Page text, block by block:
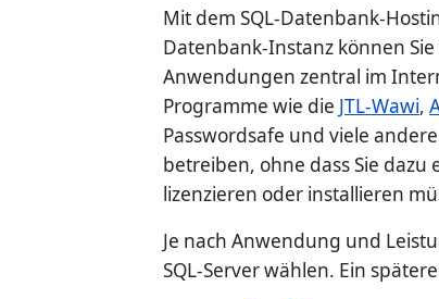
Mit dem SQL-Datenbank-
Datenbank-Instanz können
Anwendungen zentral im
Programme wie die JTL-Wawi,
Passwordsafe und viele
betreiben, ohne dass Sie dazu
lizenzieren oder installieren
Je nach Anwendung und
SQL-Server wählen. Ein